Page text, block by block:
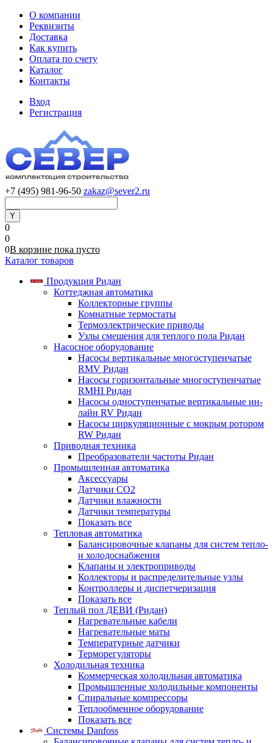
О компании
Реквизиты
Доставка
Как купить
Оплата по счету
Каталог
Контакты
Вход
Регистрация
+7 (495) 981-96-50 zakaz@sever2.ru
0
0
0В корзине пока пусто
Каталог товаров
Продукция Ридан
Коттеджная автоматика
Коллекторные группы
Комнатные термостаты
Термоэлектрические приводы
Узлы смешения для теплого пола Ридан
Насосное оборудование
Насосы вертикальные многоступенчатые
RMV Ридан
Насосы горизонтальные многоступенчатые
RMHI Ридан
Насосы одноступенчатые вертикальные ин-
лайн RV Ридан
Насосы циркуляционные с мокрым ротором
RW Ридан
Приводная техника
Преобразователи частоты Ридан
Промышленная автоматика
Аксессуары
Датчики CO2
Датчики влажности
Датчики температуры
Показать все
Тепловая автоматика
Балансировочные клапаны для систем тепло-
и холодоснабжения
Клапаны и электроприводы
Коллекторы и распределительные узлы
Контроллеры и диспетчеризация
Показать все
Теплый пол ДЕВИ (Ридан)
Нагревательные кабели
Нагревательные маты
Температурные датчики
Терморегуляторы
Холодильная техника
Коммерческая холодильная автоматика
Промышленные холодильные компоненты
Спиральные компрессоры
Теплообменное оборудование
Показать все
Системы Danfoss